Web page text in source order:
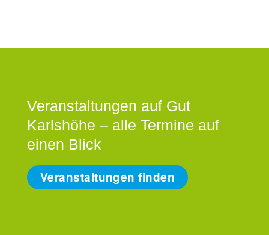
Veranstaltungen auf Gut
Karlshöhe – alle Termine auf
einen Blick
Veranstaltungen finden